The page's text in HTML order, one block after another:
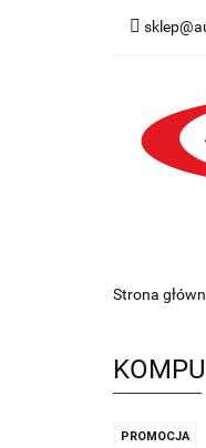
Strona
PROMOCJA